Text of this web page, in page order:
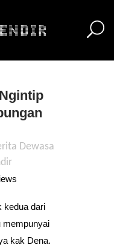
Dewasa
kedua dari
mempunyai
kak Dena.